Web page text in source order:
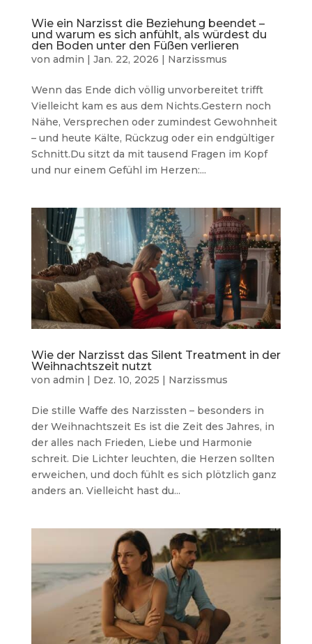
Wie ein Narzisst die Beziehung beendet –
und warum es sich anfühlt, als würdest du
den Boden unter den Füßen verlieren
von admin Jan. 22, 2026 Narzissmus
Wenn das Ende dich völlig unvorbereitet trifft
Vielleicht kam es aus dem Nichts.Gestern noch
Nähe, Versprechen oder zumindest Gewohnheit
– und heute Kälte, Rückzug oder ein endgültiger
Schnitt.Du sitzt da mit tausend Fragen im Kopf
und nur einem Gefühl im Herzen:...
Wie der Narzisst das Silent Treatment in der
Weihnachtszeit nutzt
von admin | Dez. 10, 2025 | Narzissmus
Die stille Waffe des Narzissten – besonders in
der Weihnachtszeit Es ist die Zeit des Jahres, in
der alles nach Frieden, Liebe und Harmonie
schreit. Die Lichter leuchten, die Herzen sollten
erweichen, und doch fühlt es sich plötzlich ganz
anders an. Vielleicht hast du...